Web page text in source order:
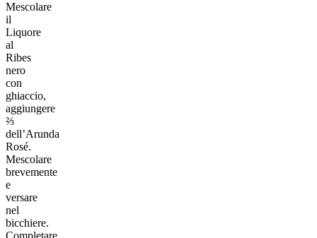
Mescolare
il
Liquore
al
Ribes
nero
con
ghiaccio,
aggiungere
⅔
dell’Arunda
Rosé.
Mescolare
brevemente
e
versare
nel
bicchiere.